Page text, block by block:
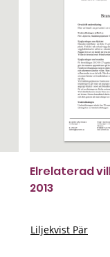
Elrelaterad
2013
Liljekvist Pär